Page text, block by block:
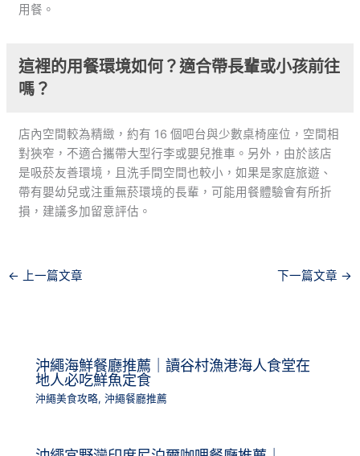
用餐。
這裡的用餐環境如何？適合帶長輩或小孩前往
嗎？
店內空間較為精緻，約有 16 個吧台與少數桌椅座位，空間相
對狹窄，不適合攜帶大型行李或嬰兒推車。另外，由於該店
是吸菸友善環境，且洗手間空間也較小，如果是家庭旅遊、
帶有嬰幼兒或注重無菸環境的長輩，可能用餐體驗會有所折
損，建議多加留意評估。
← 上一篇文章 下一篇文章 →
沖繩海鮮餐廳推薦｜讀谷村漁港海人食堂在
地人必吃鮮魚定食
沖繩美食攻略,沖繩餐廳推薦